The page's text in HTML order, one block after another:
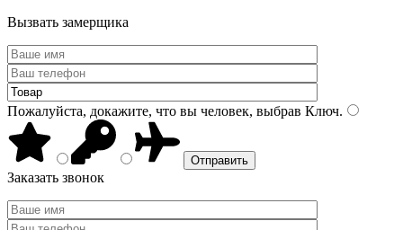
Вызвать замерщика
Пожалуйста, докажите, что вы человек, выбрав Ключ.
Заказать звонок